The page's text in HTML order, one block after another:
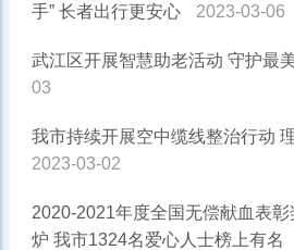
手” 长者出行更安心
2023-03-06
武江区开展智慧助老活动 守护最
03
我市持续开展空中缆线整治行动
2023-03-02
2020-2021年度全国无偿献血表
炉 我市1324名爱心人士榜上有名